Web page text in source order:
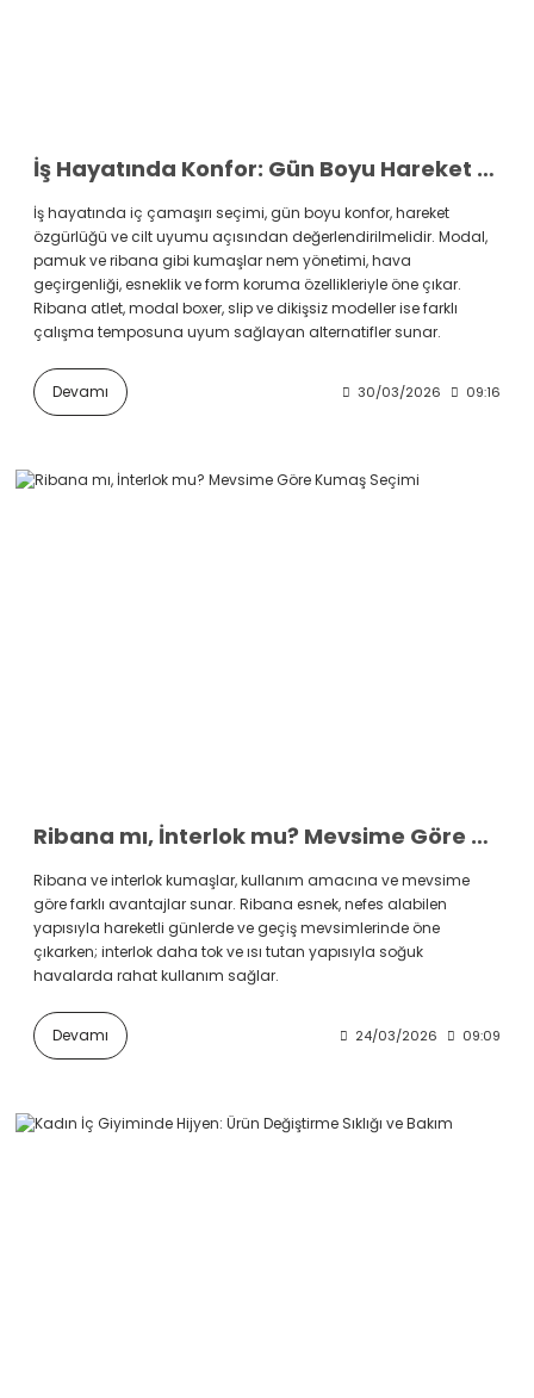
İş Hayatında Konfor: Gün Boyu Hareket Edenler İçin En İyi İç Çamaşırı Modelleri
İş hayatında iç çamaşırı seçimi, gün boyu konfor, hareket
özgürlüğü ve cilt uyumu açısından değerlendirilmelidir. Modal,
pamuk ve ribana gibi kumaşlar nem yönetimi, hava
geçirgenliği, esneklik ve form koruma özellikleriyle öne çıkar.
Ribana atlet, modal boxer, slip ve dikişsiz modeller ise farklı
çalışma temposuna uyum sağlayan alternatifler sunar.
Devamı 30/03/2026 09:16
Ribana mı, İnterlok mu? Mevsime Göre Kumaş Seçimi
Ribana ve interlok kumaşlar, kullanım amacına ve mevsime
göre farklı avantajlar sunar. Ribana esnek, nefes alabilen
yapısıyla hareketli günlerde ve geçiş mevsimlerinde öne
çıkarken; interlok daha tok ve ısı tutan yapısıyla soğuk
havalarda rahat kullanım sağlar.
Devamı 24/03/2026 09:09